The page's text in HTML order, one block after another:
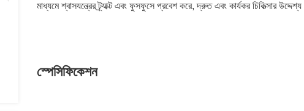
মাধ্যমে শ্বাসযন্ত্রের ট্র্যাক্ট এবং ফুসফুসে প্রবেশ করে, দ্রুত এবং কার্যকর চিকিত্সার
স্পেসিফিকেশন